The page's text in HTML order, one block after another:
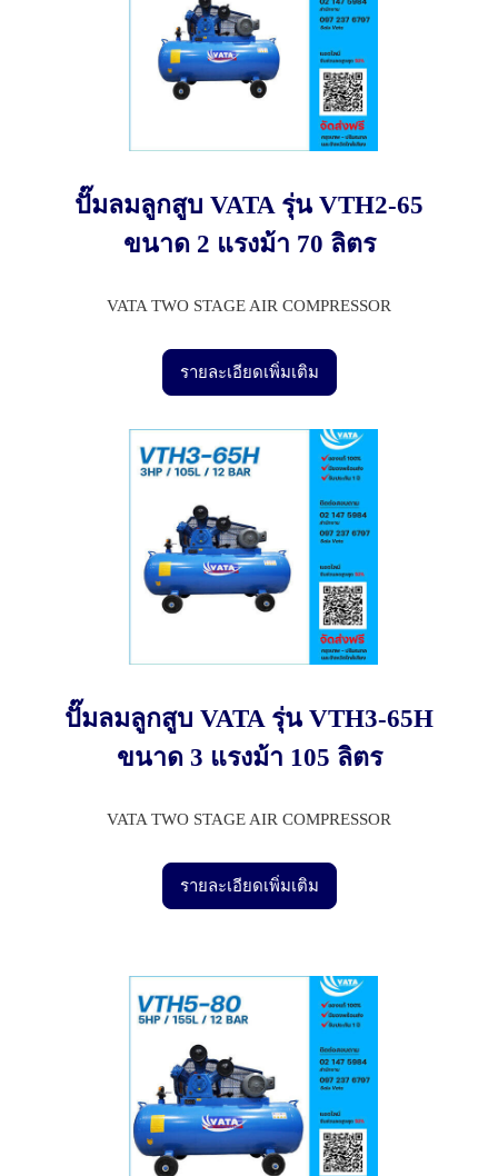
ปั๊มลมลูกสูบ VATA รุ่น VTH2-65
ขนาด 2 แรงม้า 70 ลิตร
VATA TWO STAGE AIR COMPRESSOR
รายละเอียดเพิ่มเติม
ปั๊มลมลูกสูบ VATA รุ่น VTH3-65H
ขนาด 3 แรงม้า 105 ลิตร
VATA TWO STAGE AIR COMPRESSOR
รายละเอียดเพิ่มเติม